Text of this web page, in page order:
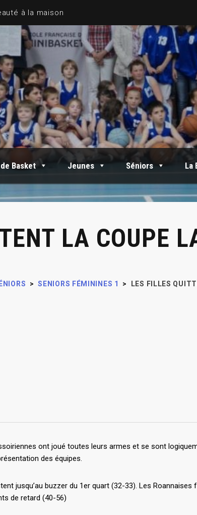
Basket Jeunes Séniors La
LA COUPE
> SENIORS FÉMININES 1 > LES FILLES
ont joué toutes leurs armes et se sont
des équipes.
jusqu’au buzzer du 1er quart (32-33). Les
de retard (40-56)